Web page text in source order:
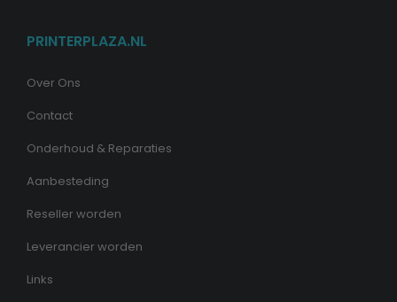
PRINTERPLAZA.NL
Over Ons
Contact
Onderhoud & Reparaties
Aanbesteding
Reseller worden
Leverancier worden
Links